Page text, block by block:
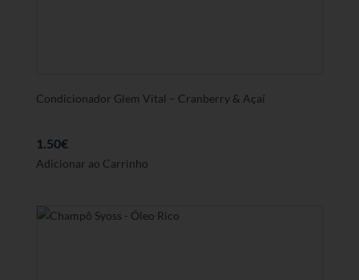
Condicionador Glem Vital – Cranberry & Açaí
1.50€
Adicionar ao Carrinho